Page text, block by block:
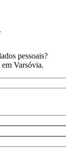
pessoais?
Varsóvia.